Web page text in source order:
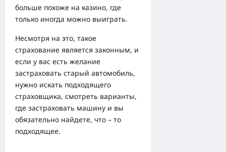
больше похоже на казино, где
только иногда можно выиграть.
Несмотря на это, такое
страхование является законным, и
если у вас есть желание
застраховать старый автомобиль,
нужно искать подходящего
страховщика, смотреть варианты,
где застраховать машину и вы
обязательно найдете, что – то
подходящее.